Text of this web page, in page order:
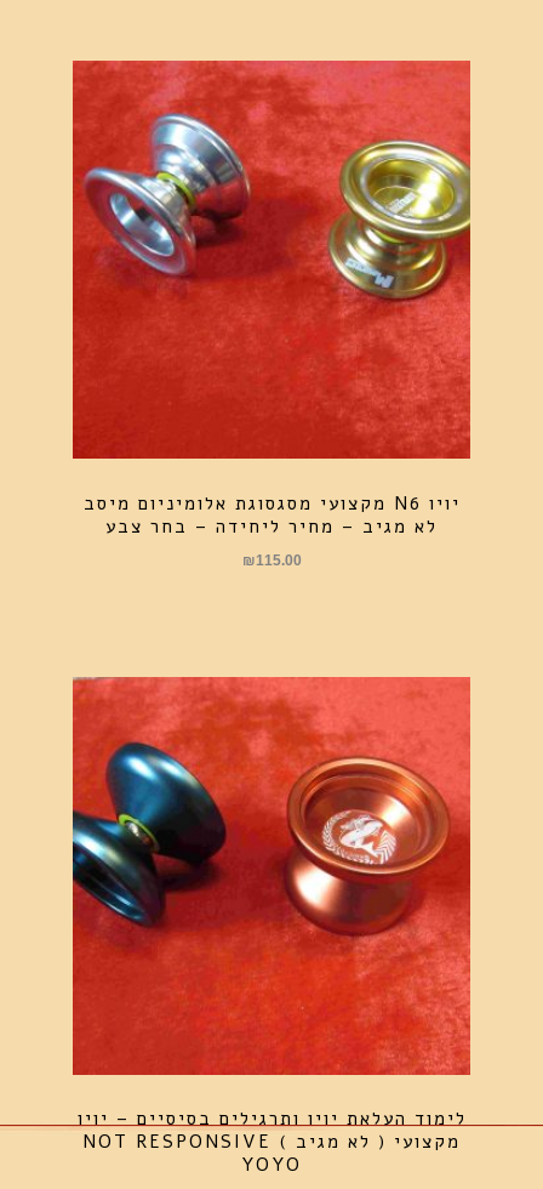
יויו N6 מקצועי מסגסוגת אלומיניום מיסב
לא מגיב – מחיר ליחידה – בחר צבע
₪115.00
לימוד העלאת יויו ותרגילים בסיסיים – יויו
מקצועי ( לא מגיב ) NOT RESPONSIVE
YOYO